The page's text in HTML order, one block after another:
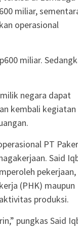
miliar,
operasional
miliar.
negara dapat
kembali kegiatan
PT
Said
pekerjaan,
(PHK) maupun
produksi.
pungkas Said